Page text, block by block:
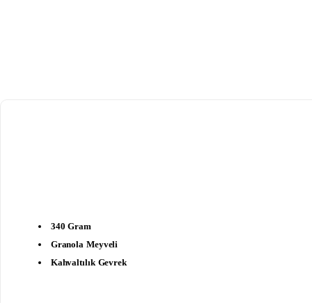
340 Gram
Granola Meyveli
Kahvaltılık Gevrek